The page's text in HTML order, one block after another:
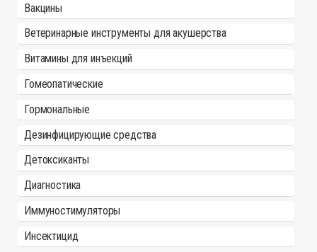
Вакцины
Ветеринарные инструменты для акушерства
Витамины для инъекций
Гомеопатические
Гормональные
Дезинфицирующие средства
Детоксиканты
Диагностика
Иммуностимуляторы
Инсектицид